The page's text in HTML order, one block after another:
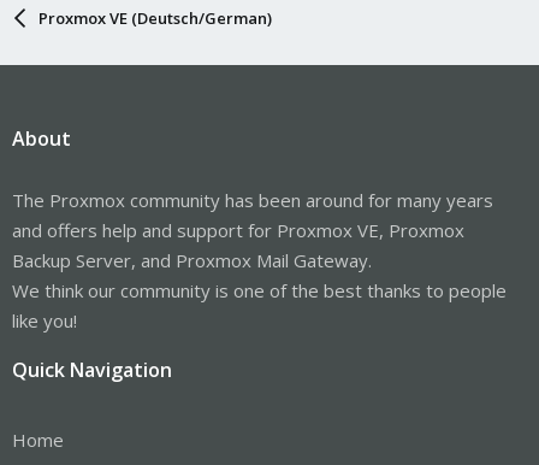
Proxmox VE (Deutsch/German)
About
The Proxmox community has been around for many years
and offers help and support for Proxmox VE, Proxmox
Backup Server, and Proxmox Mail Gateway.
We think our community is one of the best thanks to people
like you!
Quick Navigation
Home